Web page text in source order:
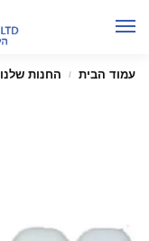
עמוד הבית / החנות שלנו